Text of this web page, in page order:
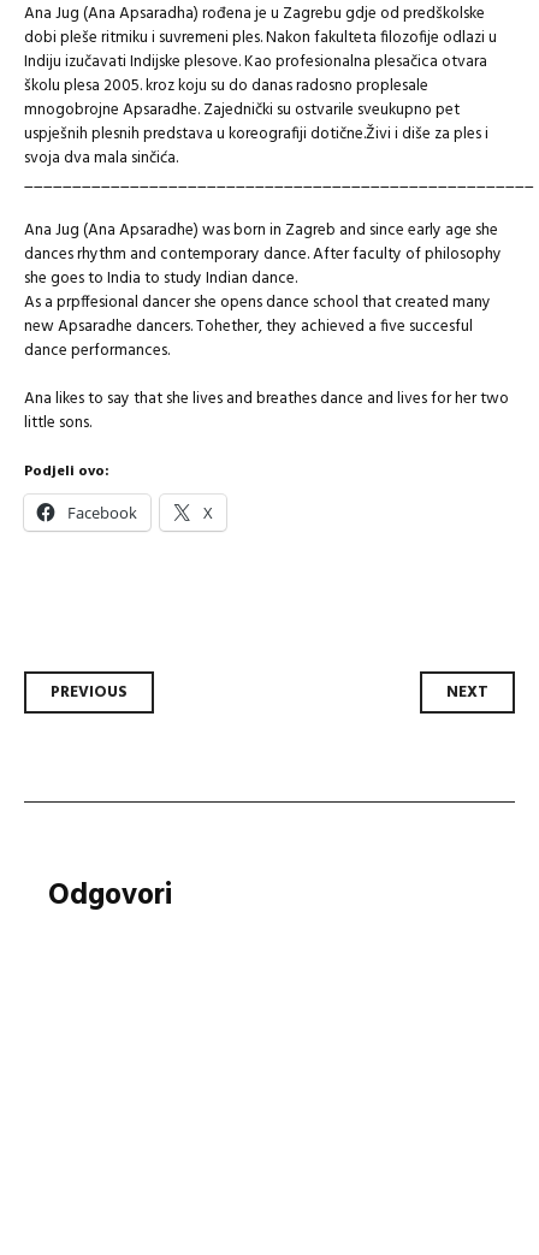
Ana Jug (Ana Apsaradha) rođena je u Zagrebu gdje od predškolske
dobi pleše ritmiku i suvremeni ples. Nakon fakulteta filozofije odlazi u
Indiju izučavati Indijske plesove. Kao profesionalna plesačica otvara
školu plesa 2005. kroz koju su do danas radosno proplesale
mnogobrojne Apsaradhe. Zajednički su ostvarile sveukupno pet
uspješnih plesnih predstava u koreografiji dotične.Živi i diše za ples i
svoja dva mala sinčića.
_____________________________________________________
Ana Jug (Ana Apsaradhe) was born in Zagreb and since early age she
dances rhythm and contemporary dance. After faculty of philosophy
she goes to India to study Indian dance.
As a prpffesional dancer she opens dance school that created many
new Apsaradhe dancers. Tohether, they achieved a five succesful
dance performances.
Ana likes to say that she lives and breathes dance and lives for her two
little sons.
Podjeli ovo:
Facebook X
Post
PREVIOUS NEXT
Odgovori